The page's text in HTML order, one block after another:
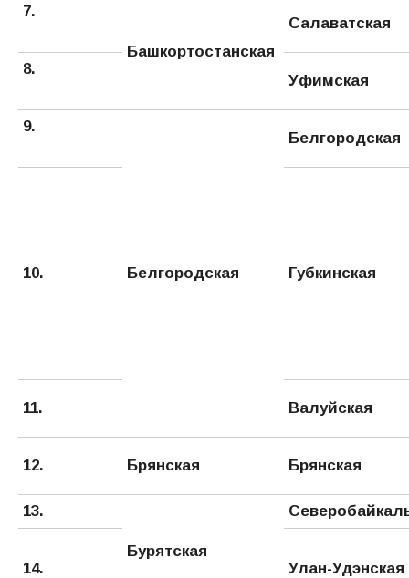
7.
Башкортостанская
Салаватская
8.
Уфимская
9.
Белгородская
Белгородская
10. Губкинская
11. Валуйская
12. Брянская Брянская
13.
Бурятская
14. Улан-Удэнская